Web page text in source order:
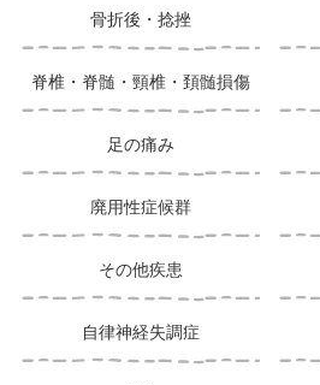
骨折後・捻挫
脊椎・脊髄・頸椎・頚髄損傷
足の痛み
廃用性症候群
その他疾患
自律神経失調症